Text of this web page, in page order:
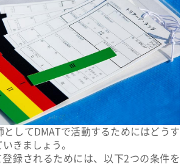
としてDMATで活動するためにはどうす
きましょう。
登録されるためには、以下2つの条件を